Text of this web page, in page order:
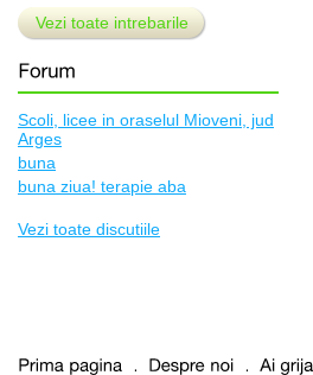
Vezi toate intrebarile
Scoli, licee in oraselul Mioveni, jud
Arges
buna
buna ziua! terapie aba
Vezi toate discutiile